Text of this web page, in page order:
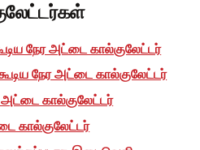
நேர அட்டை கால்குலேட்டர்
நேர அட்டை கால்குலேட்டர்
கால்குலேட்டர்
கால்குலேட்டர்